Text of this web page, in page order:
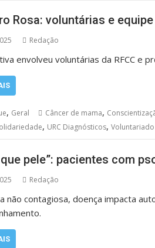
Rosa: voluntárias e
Redação
envolveu voluntárias da RFCC e
, Geral Câncer de mama,
, URC Diagnósticos, Voluntariado
que pele”: pacientes com
Redação
não contagiosa, doença impacta